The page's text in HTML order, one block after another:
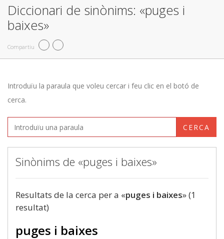
Diccionari de sinònims: «puges i
baixes»
Compartiu
Introduïu la paraula que voleu cercar i feu clic en el botó de
cerca.
CERCA
Sinònims de «puges i baixes»
Resultats de la cerca per a «puges i baixes» (1
resultat)
puges i baixes